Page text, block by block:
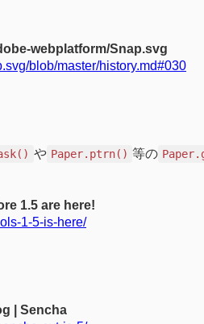
webplatform/Snap.svg
blob/master/history.md#030
や Paper.ptrn() 等の
1.5 are here!
1-5-is-here/
| Sencha